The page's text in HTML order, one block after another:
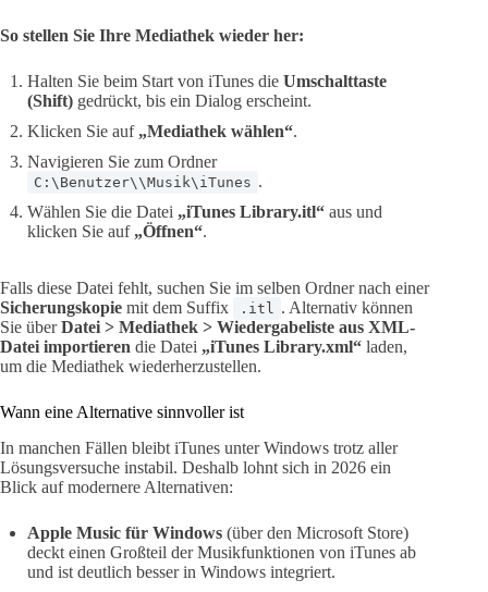
So stellen Sie Ihre Mediathek wieder her:
Halten Sie beim Start von iTunes die Umschalttaste
(Shift) gedrückt, bis ein Dialog erscheint.
Klicken Sie auf „Mediathek wählen“.
Navigieren Sie zum Ordner
C:\Benutzer\\Musik\iTunes .
Wählen Sie die Datei „iTunes Library.itl“ aus und
klicken Sie auf „Öffnen“.
Falls diese Datei fehlt, suchen Sie im selben Ordner nach einer
Sicherungskopie mit dem Suffix .itl
. Alternativ können
Sie überDatei > Mediathek > Wiedergabeliste aus XML-
Datei importieren die Datei „iTunes Library.xml“ laden,
um die Mediathek wiederherzustellen.
Wann eine Alternative sinnvoller ist
In manchen Fällen bleibt iTunes unter Windows trotz aller
Lösungsversuche instabil. Deshalb lohnt sich in 2026 ein
Blick auf modernere Alternativen:
Apple Music für Windows (über den Microsoft Store)
deckt einen Großteil der Musikfunktionen von iTunes ab
und ist deutlich besser in Windows integriert.